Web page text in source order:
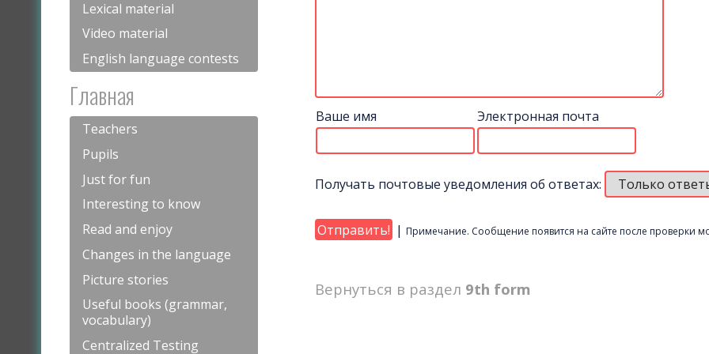
Lexical material
Video material
English language contests
Главная
Teachers
Pupils
Just for fun
Interesting to know
Read and enjoy
Changes in the language
Picture stories
Useful books (grammar,
vocabulary)
Centralized Testing
Ваше имя Электронная почта
Получать почтовые уведомления об ответах:
| Примечание. Сообщение появится на сайте после проверки
Вернуться в раздел 9th form